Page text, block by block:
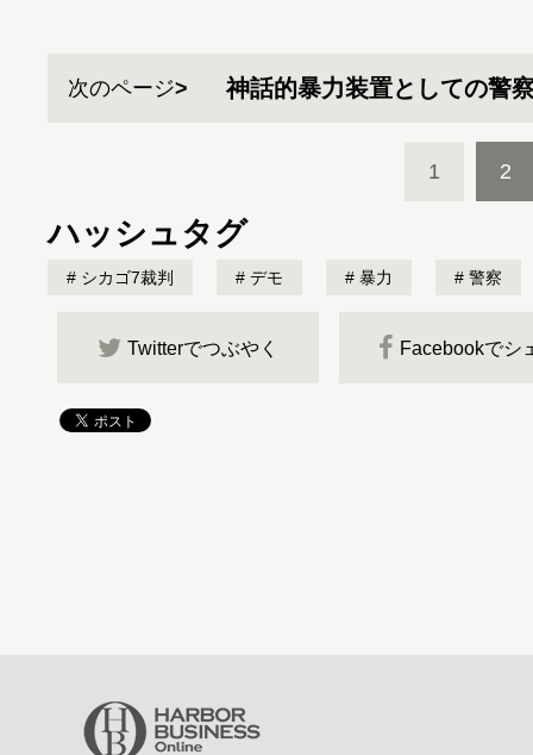
次のページ 神話的暴力装置としての警
1 2
ハッシュタグ
シカゴ7裁判 デモ 暴力 警察
Twitterでつぶやく Facebookでシ